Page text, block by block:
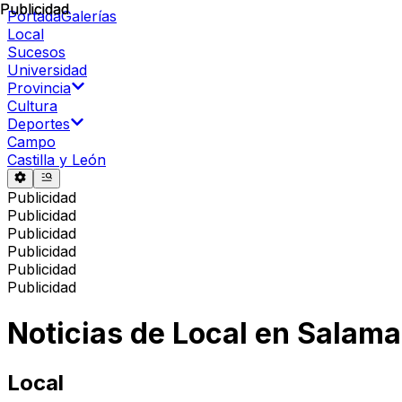
PortadaGalerías
Local
Sucesos
Universidad
Provincia
Cultura
Deportes
Campo
Castilla y León
Publicidad
Publicidad
Publicidad
Publicidad
Publicidad
Publicidad
Publicidad
Noticias de Local en
Local
Publicidad